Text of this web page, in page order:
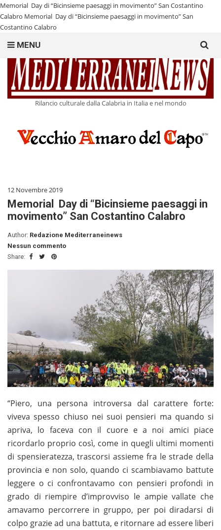
Memorial Day di “Bicinsieme paesaggi in movimento” San Costantino
Calabro Memorial Day di “Bicinsieme paesaggi in movimento” San
Costantino Calabro
Rilancio culturale dalla Calabria in Italia e nel mondo
MENU
for:
12 Novembre 2019
Memorial Day di “Bicinsieme paesaggi in
movimento” San Costantino Calabro
Author: Redazione Mediterraneinews
Nessun commento
Share:
“Piero, una persona introversa dal carattere forte:
viveva spesso chiuso nei suoi pensieri ma quando si
apriva, lo faceva con il cuore e a noi amici piace
ricordarlo proprio così, come in quegli ultimi momenti
di spensieratezza, trascorsi assieme fra le strade della
provincia e non solo, quando ci scambiavamo battute
leggere o ci confrontavamo con pensieri profondi in
grado di riempire d’improvviso le ampie vallate che
amavamo percorrere in gruppo, per poi diradarsi di
colpo grazie ad una battuta, e ritornare ad essere liberi